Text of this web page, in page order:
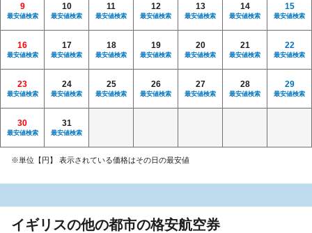
9
最安値検索
10
最安値検索
11
最安値検索
12
最安値検索
13
最安値検索
14
最安値検索
15
最安値検索
16
最安値検索
17
最安値検索
18
最安値検索
19
最安値検索
20
最安値検索
21
最安値検索
22
最安値検索
23
最安値検索
24
最安値検索
25
最安値検索
26
最安値検索
27
最安値検索
28
最安値検索
29
最安値検索
30
最安値検索
31
最安値検索
※単位【円】 表示されている価格はその日の最安値
イギリスの他の都市の格安航空券